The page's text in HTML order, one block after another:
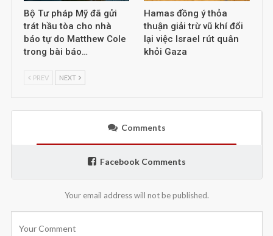
Bộ Tư pháp Mỹ đã gửi
trát hầu tòa cho nhà
báo tự do Matthew Cole
trong bài báo…
Hamas đồng ý thỏa
thuận giải trừ vũ khí đổi
lại việc Israel rút quân
khỏi Gaza
PREV NEXT
Comments
Facebook Comments
Your email address will not be published.